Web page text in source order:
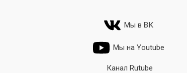
Мы в ВК
Мы на Youtube
Канал Rutube